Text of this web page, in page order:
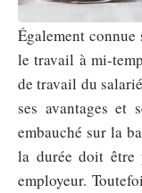
Également
le travail à mi-
de travail du
ses avantages et
embauché sur la
la durée doit être
employeur.